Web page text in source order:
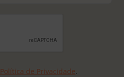
Política de Privacidade.